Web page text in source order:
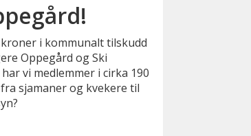
i kommunalt tilskudd
Oppegård og Ski
vi medlemmer i cirka 190
sjamaner og kvekere til